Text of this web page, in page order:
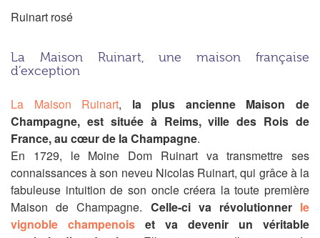
Ruinart rosé
La Maison Ruinart, une maison française
d’exception
La Maison Ruinart, la
plus ancienne Maison de
Champagne, est située à Reims, ville des Rois de
France, au cœur de la Champagne.
En 1729, le Moine Dom Ruinart va transmettre ses
connaissances à son neveu Nicolas Ruinart, qui grâce à la
fabuleuse intuition de son oncle créera la toute première
Maison de Champagne. Celle-ci va révolutionnerle
vignoble champenois et va devenir un véritable